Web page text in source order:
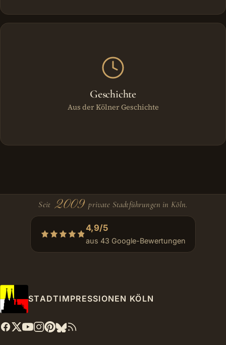
Geschichte
Aus der Kölner Geschichte
Seit 2009 private Stadtführungen in Köln.
4,9/5
aus 43 Google-Bewertungen
STADTIMPRESSIONEN KÖLN